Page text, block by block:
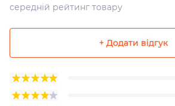
середній рейтинг товару
+ Додати відгук